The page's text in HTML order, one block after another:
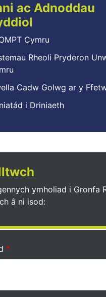
ac Adnoddau
Cymru
Rheoli Pryderon
Cadw Golwg ar y
i Driniaeth
ymholiad i Gronfa
â ni isod: